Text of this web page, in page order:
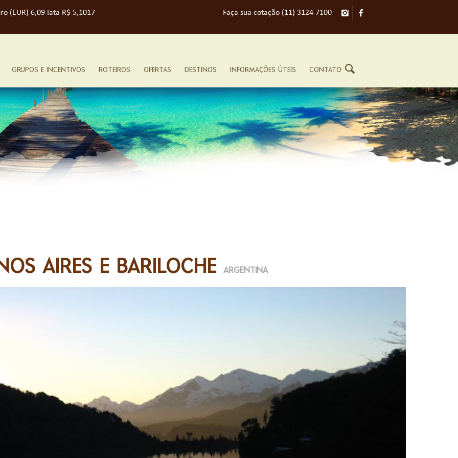
Faça sua cotação (11) 3124 7100
(EUR) 6,09 Iata R$ 5,1017
GRUPOS E INCENTIVOS ROTEIROS OFERTAS DESTINOS INFORMAÇÕES ÚTEIS CONTATO
AIRES E BARILOCHE ARGENTINA